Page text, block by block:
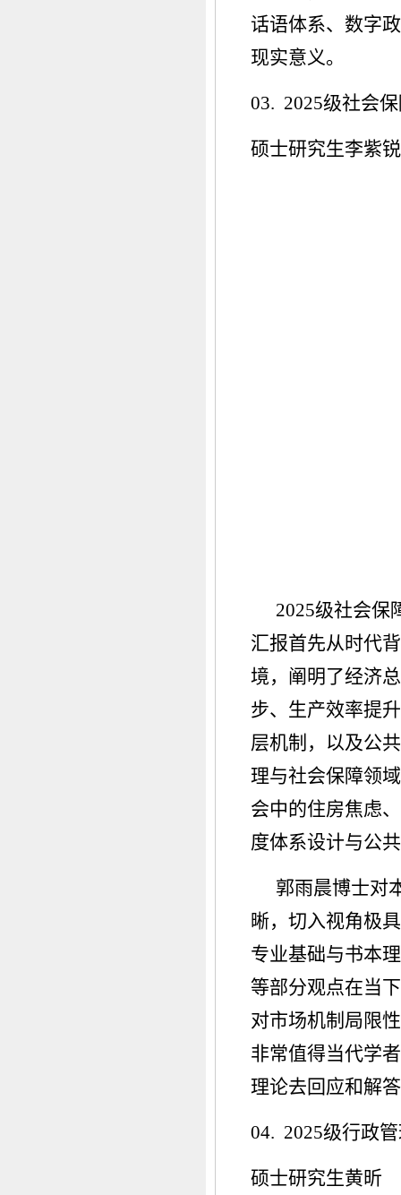
话语体系、数字
现实意义。
03. 2025级社会
硕士研究生李紫锐
2025级社会保
汇报首先从时代
境，阐明了经济
步、生产效率提
层机制，以及公
理与社会保障领
会中的住房焦虑
度体系设计与公
郭雨晨博士对
晰，切入视角极
专业基础与书本
等部分观点在当
对市场机制局限
非常值得当代学
理论去回应和解
04. 2025级行政
硕士研究生黄昕